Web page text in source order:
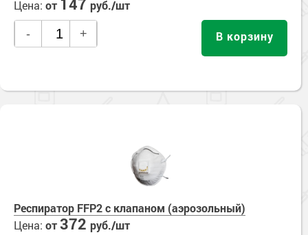
Цена: от руб./шт
- + В корзину
Респиратор FFP2 с клапаном (аэрозольный)
Цена: от372 руб./шт